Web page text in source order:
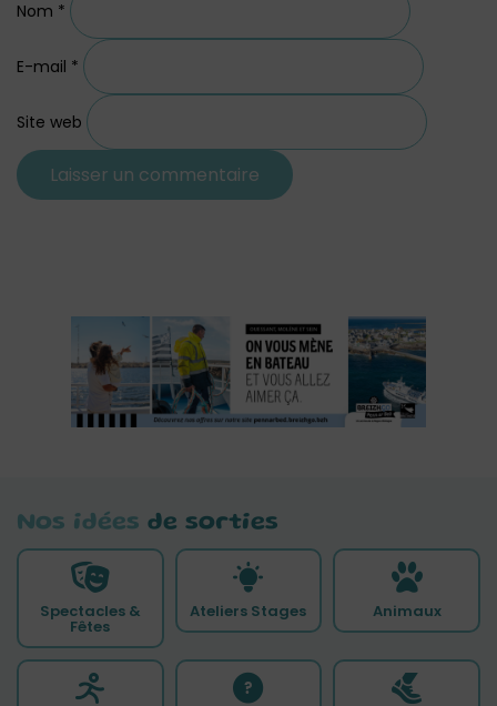
Nom *
E-mail *
Site web
Nos idées de sorties
Spectacles &
Fêtes
Ateliers Stages Animaux